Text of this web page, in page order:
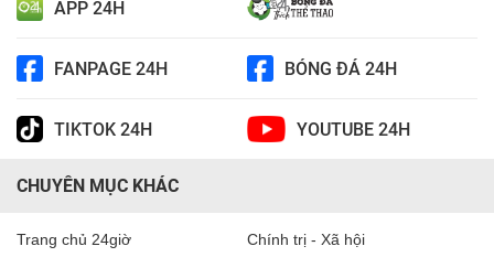
APP 24H
FANPAGE 24H BÓNG ĐÁ 24H
TIKTOK 24H YOUTUBE 24H
CHUYÊN MỤC KHÁC
Trang chủ 24giờ Chính trị - Xã hội